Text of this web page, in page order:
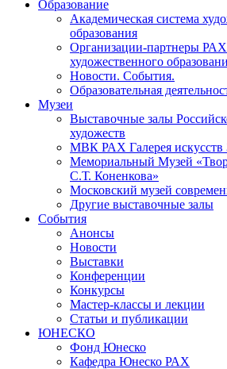
Образование
Академическая система
образования
Организации-партнеры
художественного
Новости. События.
Образовательная
Музеи
Выставочные залы
художеств
МВК РАХ Галерея искусств
Мемориальный Музей
С.Т. Коненкова»
Московский музей
Другие выставочные залы
События
Анонсы
Новости
Выставки
Конференции
Конкурсы
Мастер-классы и лекции
Статьи и публикации
ЮНЕСКО
Фонд Юнеско
Кафедра Юнеско РАХ